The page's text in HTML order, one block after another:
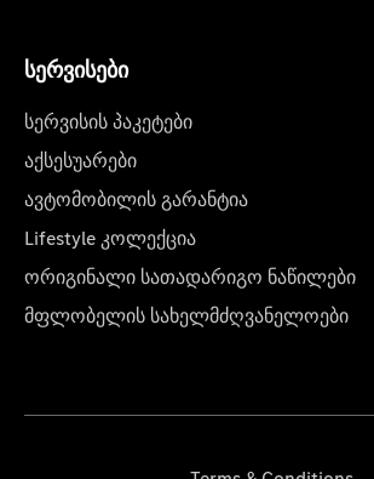
სერვისები
სერვისის პაკეტები
აქსესუარები
ავტომობილის გარანტია
Lifestyle კოლექცია
ორიგინალი სათადარიგო ნაწილები
მფლობელის სახელმძღვანელოები